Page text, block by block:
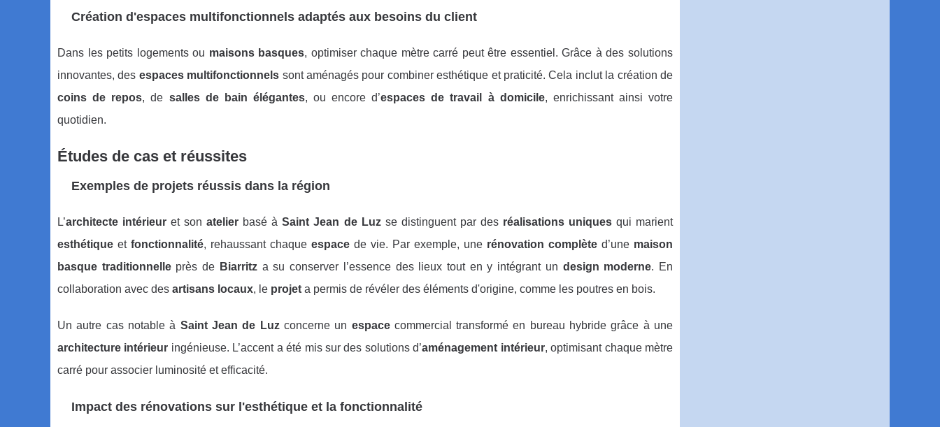
Création d'espaces multifonctionnels adaptés aux besoins du client
Dans les petits logements ou maisons basques, optimiser chaque mètre carré peut être essentiel. Grâce à des solutions
innovantes, des espaces multifonctionnels sont aménagés pour combiner esthétique et praticité. Cela inclut la création de
coins de repos, de salles de bain élégantes, ou encore d’espaces de travail à domicile, enrichissant ainsi votre
quotidien.
Études de cas et réussites
Exemples de projets réussis dans la région
L’architecte intérieur et sonatelier basé àSaint Jean de Luzse distinguent par des réalisations uniquesqui marient
esthétique et fonctionnalité, rehaussant chaque espace de vie. Par exemple, une rénovation complète d’une maison
basque traditionnelleprès de Biarritza su conserver l’essence des lieux tout en y intégrant un design moderne. En
collaboration avec des artisans locaux, le projet a permis de révéler des éléments d'origine, comme les poutres en bois.
Un autre cas notable à Saint Jean de Luzconcerne un espacecommercial transformé en bureau hybride grâce à une
architecture intérieur ingénieuse. L’accent a été mis sur des solutions d’aménagement intérieur, optimisant chaque mètre
carré pour associer luminosité et efficacité.
Impact des rénovations sur l'esthétique et la fonctionnalité